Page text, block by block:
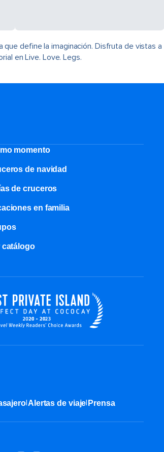
define la imaginación. Disfruta de vistas a
en Live. Love. Legs.
momento
de navidad
de cruceros
en familia
catálogo
|Alertas de viaje| Prensa